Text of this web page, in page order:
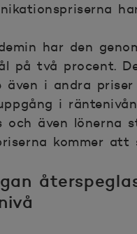
har den
på två procent.
i andra
i
även lönerna
kommer